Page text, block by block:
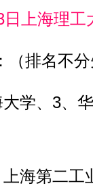
上海理工
（排名不
学、3、
海第二工